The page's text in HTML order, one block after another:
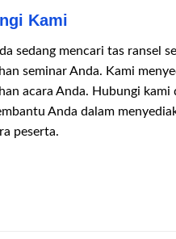
Kami
sedang mencari tas ransel
seminar Anda. Kami
acara Anda. Hubungi kami
Anda dalam
peserta.